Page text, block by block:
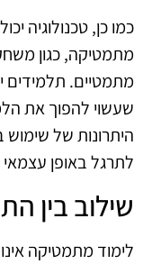
כמו כן, טכנולוגיה
מתמטיקה, כגון
מתמטיים. תלמידים
שעשוי להפוך את
היתרונות של שימוש
לתרגל באופן
שילוב בין
לימוד מתמטיקה